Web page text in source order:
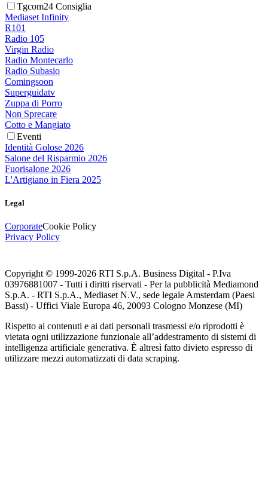
Tgcom24 Consiglia
Mediaset Infinity
R101
Radio 105
Virgin Radio
Radio Montecarlo
Radio Subasio
Comingsoon
Superguidatv
Zuppa di Porro
Non Sprecare
Cotto e Mangiato
Eventi
Identità Golose 2026
Salone del Risparmio 2026
Fuorisalone 2026
L'Artigiano in Fiera 2025
Legal
CorporateCookie Policy
Privacy Policy
Copyright © 1999-2026 RTI S.p.A. Business Digital - P.Iva
03976881007 - Tutti i diritti riservati - Per la pubblicità Mediamond
S.p.A. - RTI S.p.A., Mediaset N.V., sede legale Amsterdam (Paesi
Bassi) - Uffici Viale Europa 46, 20093 Cologno Monzese (MI)
Rispetto ai contenuti e ai dati personali trasmessi e/o riprodotti è
vietata ogni utilizzazione funzionale all’addestramento di sistemi di
intelligenza artificiale generativa. È altresì fatto divieto espresso di
utilizzare mezzi automatizzati di data scraping.